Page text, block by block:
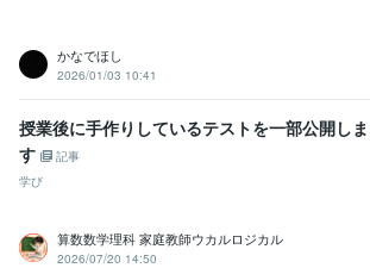
かなでほし
2026/01/03 10:41
授業後に手作りしているテストを一部公開しま
す
記事
学び
算数数学理科 家庭教師ウカルロジカル
2026/07/20 14:50